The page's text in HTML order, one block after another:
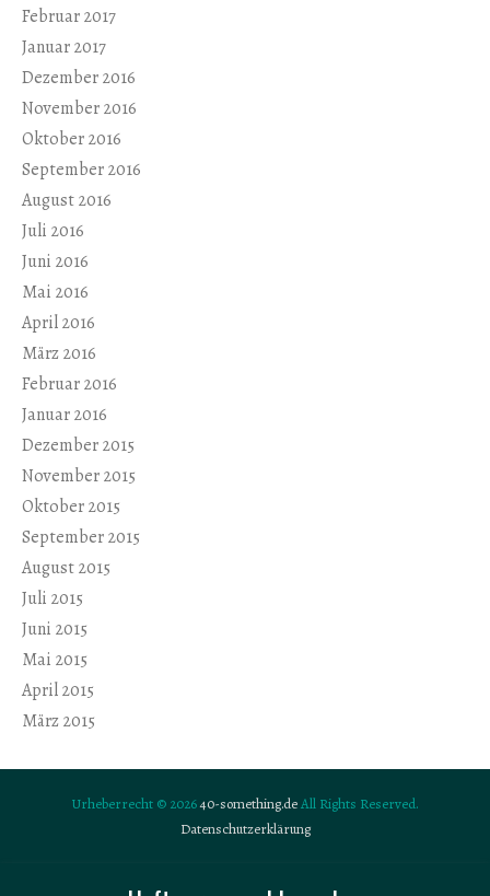
Februar 2017
Januar 2017
Dezember 2016
November 2016
Oktober 2016
September 2016
August 2016
Juli 2016
Juni 2016
Mai 2016
April 2016
März 2016
Februar 2016
Januar 2016
Dezember 2015
November 2015
Oktober 2015
September 2015
August 2015
Juli 2015
Juni 2015
Mai 2015
April 2015
März 2015
Urheberrecht © 202640-something.deAll Rights Reserved.
Datenschutzerklärung